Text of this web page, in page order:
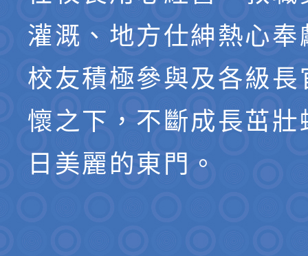
灌溉、地方仕紳熱心奉
校友積極參與及各級長
懷之下，不斷成長茁壯
日美麗的東門。